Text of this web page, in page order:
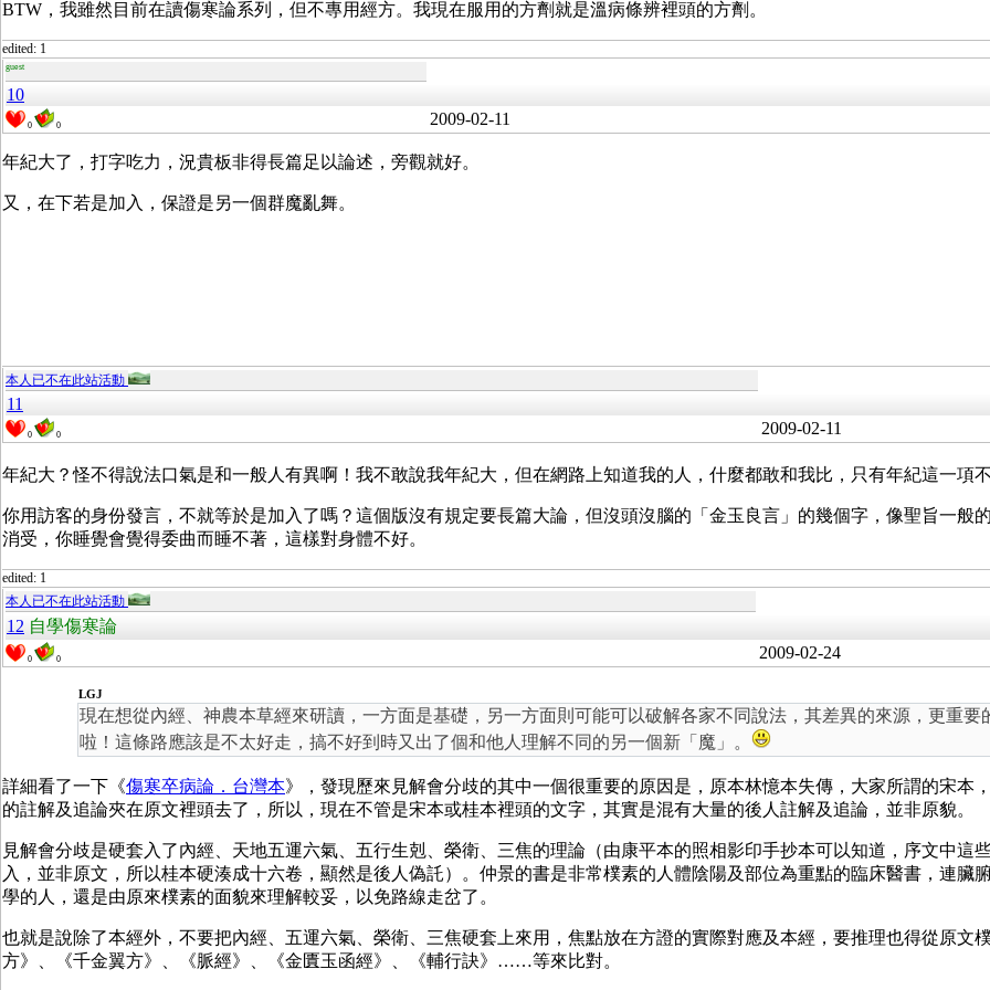
BTW，我雖然目前在讀傷寒論系列，但不專用經方。我現在服用的方劑就是溫病條辨裡頭的方劑。
edited: 1
guest
10
0 0 2009-02-11
年紀大了，打字吃力，況貴板非得長篇足以論述，旁觀就好。
又，在下若是加入，保證是另一個群魔亂舞。
本人已不在此站活動
11
0 0 2009-02-11
年紀大？怪不得說法口氣是和一般人有異啊！我不敢說我年紀大，但在網路上知道我的人，什麼都敢和我比，只有年紀這一項不
你用訪客的身份發言，不就等於是加入了嗎？這個版沒有規定要長篇大論，但沒頭沒腦的「金玉良言」的幾個字，像聖旨一般
消受，你睡覺會覺得委曲而睡不著，這樣對身體不好。
edited: 1
本人已不在此站活動
12 自學傷寒論
0 0 2009-02-24
LGJ
現在想從內經、神農本草經來研讀，一方面是基礎，另一方面則可能可以破解各家不同說法，其差異的來源，更重
啦！這條路應該是不太好走，搞不好到時又出了個和他人理解不同的另一個新「魔」。
詳細看了一下《傷寒卒病論．台灣本》，發現歷來見解會分歧的其中一個很重要的原因是，原本林憶本失傳，大家所謂的宋
的註解及追論夾在原文裡頭去了，所以，現在不管是宋本或桂本裡頭的文字，其實是混有大量的後人註解及追論，並非原貌。
見解會分歧是硬套入了內經、天地五運六氣、五行生剋、榮衛、三焦的理論（由康平本的照相影印手抄本可以知道，序文中這
入，並非原文，所以桂本硬湊成十六卷，顯然是後人偽託）。仲景的書是非常樸素的人體陰陽及部位為重點的臨床醫書，連臟
學的人，還是由原來樸素的面貌來理解較妥，以免路線走岔了。
也就是說除了本經外，不要把內經、五運六氣、榮衛、三焦硬套上來用，焦點放在方證的實際對應及本經，要推理也得從原文
方》、《千金翼方》、《脈經》、《金匱玉函經》、《輔行訣》……等來比對。